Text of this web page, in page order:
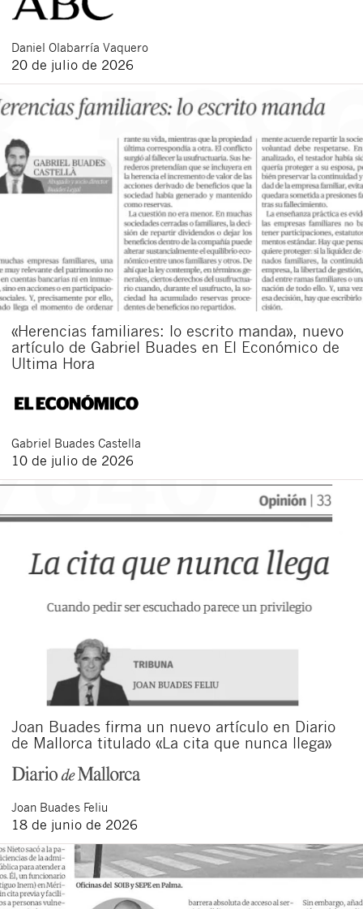
Daniel Olabarría Vaquero
20 de julio de 2026
«Herencias familiares: lo escrito manda», nuevo
artículo de Gabriel Buades en El Económico de
Ultima Hora
Gabriel Buades Castella
10 de julio de 2026
Joan Buades firma un nuevo artículo en Diario
de Mallorca titulado «La cita que nunca llega»
Joan Buades Feliu
18 de junio de 2026